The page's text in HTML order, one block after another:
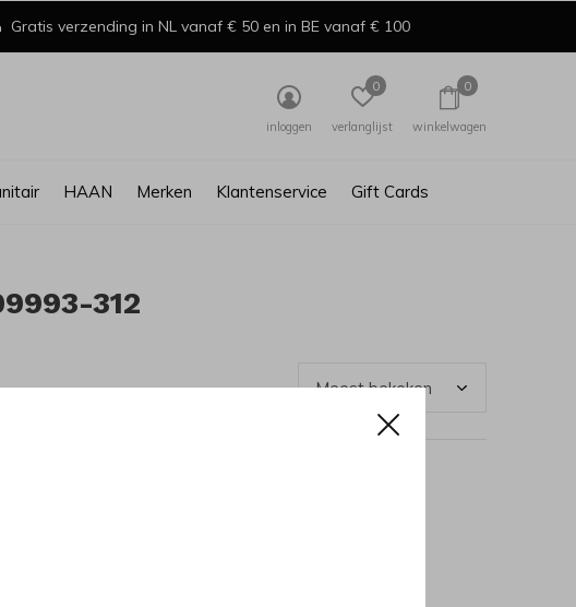
HAAN Merken Klantenservice Gift Cards
inloggen verlanglijst
0
winkelwagen
0
Gratis verzending in NL vanaf € 50 en in BE vanaf € 100
312